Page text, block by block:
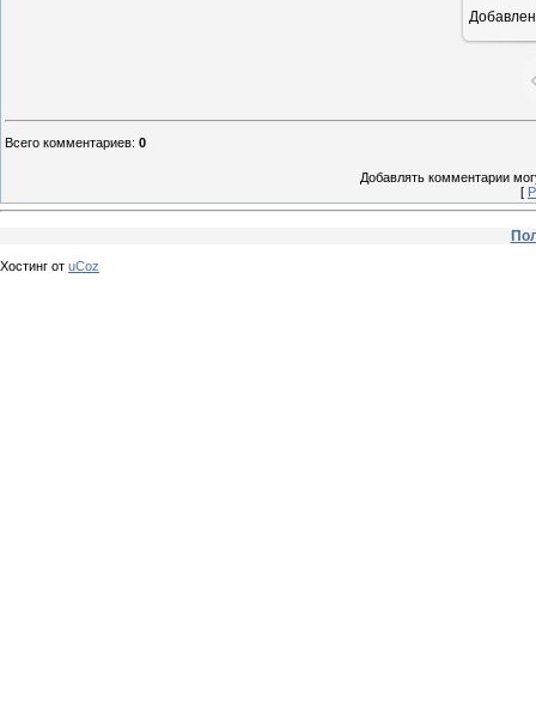
Всего комментариев: 0
Добавлять комментарии
[
Хостинг от uCoz